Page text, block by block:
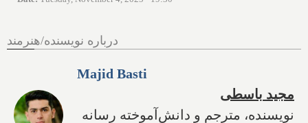
درباره نویسنده/هنرمند
Majid Basti
مجید باسطی
نویسنده، مترجم و دانش‌آموخته رسانه